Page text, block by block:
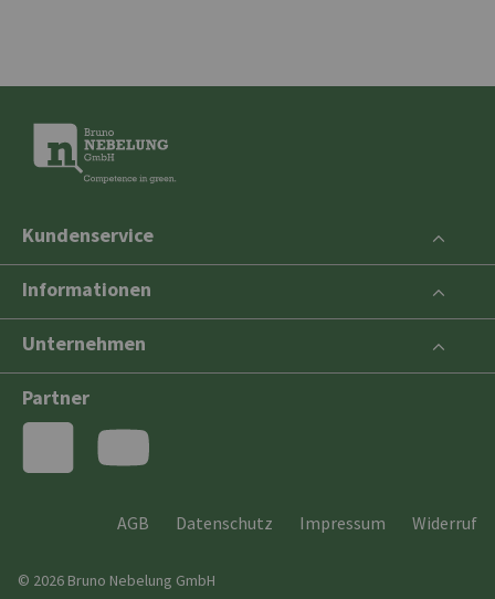
Kundenservice
Informationen
Unternehmen
Partner
AGB Datenschutz Impressum Widerruf
© 2026 Bruno Nebelung GmbH